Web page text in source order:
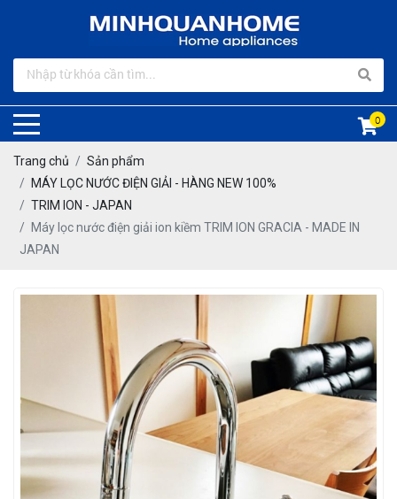
0
Trang chủ
Sản phẩm
MÁY LỌC NƯỚC ĐIỆN GIẢI - HÀNG NEW 100%
TRIM ION - JAPAN
Máy lọc nước điện giải ion kiềm TRIM ION GRACIA - MADE IN
JAPAN